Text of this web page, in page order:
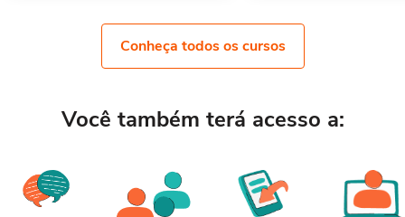
Curso de Práticas de Pedicure,, Penteados
para Noivas e Festas: Tranças, Coques e
antes de 5 dias, passa a ter 10 horas de
carga horária. Conforme nosso contrato e
Introdução à Estética Facial,. Sobre a carga
horária: O curso possui 80
dias, passa a ter 10 horas de
Conheça todos os cursos
Você também terá acesso a: